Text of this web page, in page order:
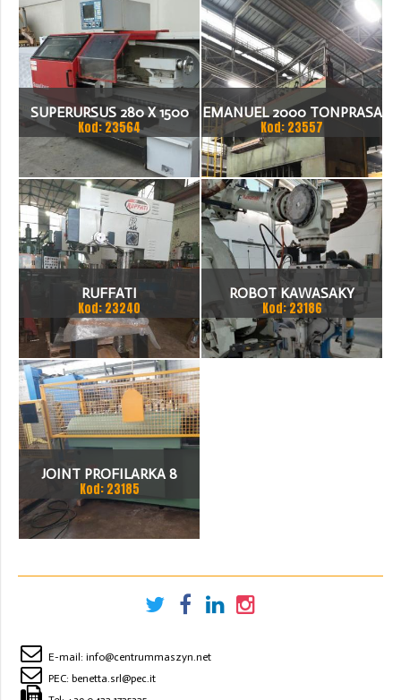
SUPERURSUS 280 X 1500
TOKARKA
Kod: 23564
EMANUEL 2000 TONPRASA
HYDRAULICZNA 3200 X
2000
Kod: 23557
RUFFATI
Kod: 23240
ROBOT KAWASAKY
Kod: 23186
JOINT PROFILARKA 8
STACJI
Kod: 23185
E-mail: info@centrummaszyn.net
PEC: benetta.srl@pec.it